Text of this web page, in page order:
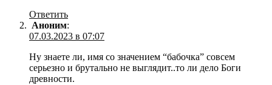
Ответить
Аноним:
07.03.2023 в 07:07
Ну знаете ли, имя со значением “бабочка” совсем
серьезно и брутально не выглядит..то ли дело Боги
древности.